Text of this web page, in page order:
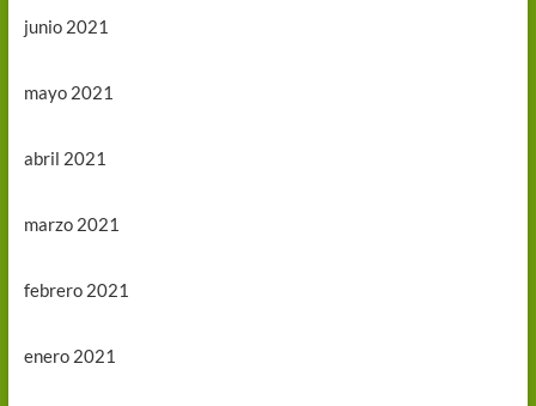
junio 2021
mayo 2021
abril 2021
marzo 2021
febrero 2021
enero 2021